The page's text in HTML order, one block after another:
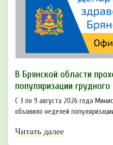
В Брянской области
популяризации
С 3 по 9 августа 2026 года
объявило неделей
Читать далее